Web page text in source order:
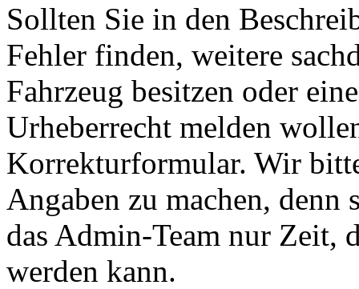
Sollten Sie in den
Fehler finden, weitere
Fahrzeug besitzen oder
Urheberrecht melden
Korrekturformular. Wir
Angaben zu machen,
das Admin-Team nur Zeit,
werden kann.